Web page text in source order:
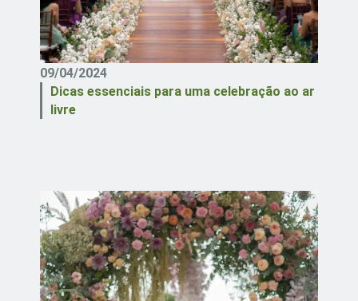
09/04/2024
Dicas essenciais para uma celebração ao ar
livre